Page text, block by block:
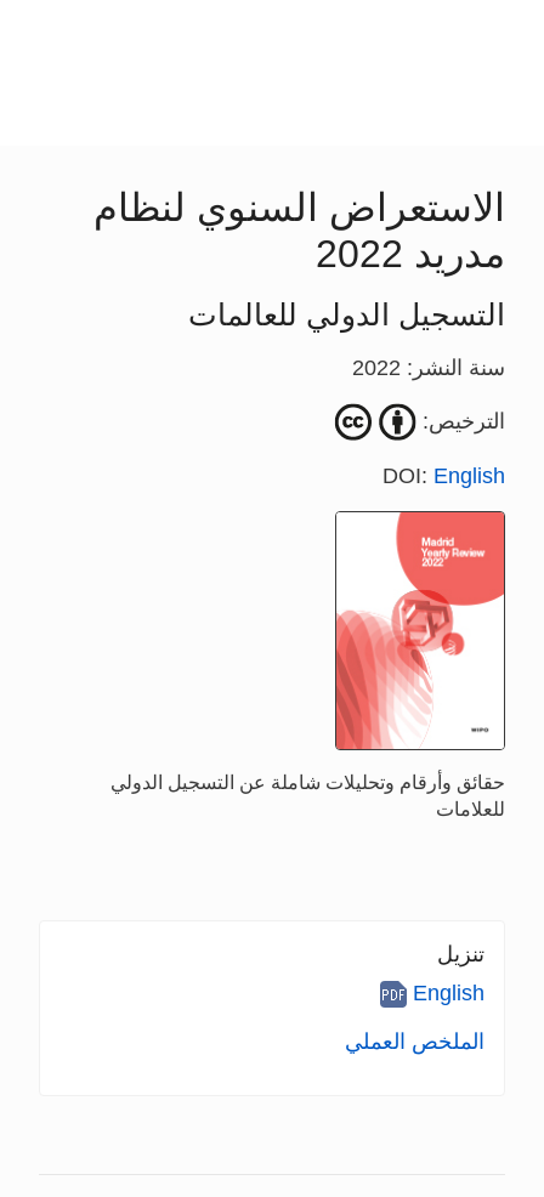
الاستعراض السنوي لنظام
مدريد 2022
التسجيل الدولي للعالمات
سنة النشر: 2022
الترخيص:
DOI: English
حقائق وأرقام وتحليلات شاملة عن التسجيل الدولي
للعلامات
تنزيل
English
الملخص العملي